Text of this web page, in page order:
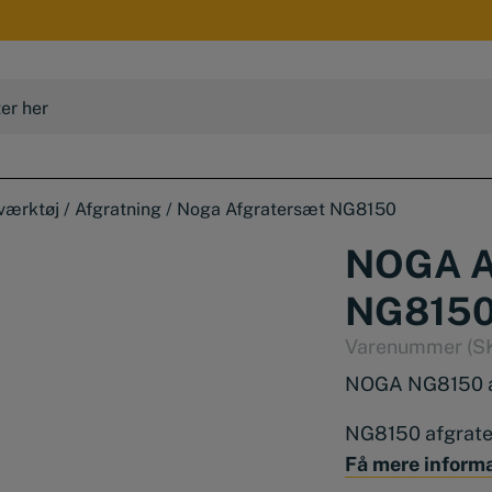
/ Afgratning / Noga Afgratersæt NG8150
NOGA
Varenummer
NOGA
NG8150
af plastik med
greb. Samt 10
Få mere